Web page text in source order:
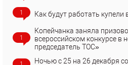
1 Как будут работать
1
Копейчанка заняла
всероссийском конкурсе в
председатель ТОС»
Ночью с 25 на 26 декабря